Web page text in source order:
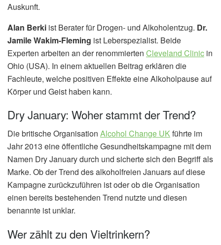
Auskunft.
Alan Berki ist Berater für Drogen- und Alkoholentzug. Dr.
Jamile Wakim-Fleming ist Leberspezialist. Beide
Experten arbeiten an der renommierten Cleveland Clinic in
Ohio (USA). In einem aktuellen Beitrag erklären die
Fachleute, welche positiven Effekte eine Alkoholpause auf
Körper und Geist haben kann.
Dry January: Woher stammt der Trend?
Die britische Organisation Alcohol Change UKführte im
Jahr 2013 eine öffentliche Gesundheitskampagne mit dem
Namen Dry January durch und sicherte sich den Begriff als
Marke. Ob der Trend des alkoholfreien Januars auf diese
Kampagne zurückzuführen ist oder ob die Organisation
einen bereits bestehenden Trend nutzte und diesen
benannte ist unklar.
Wer zählt zu den Vieltrinkern?